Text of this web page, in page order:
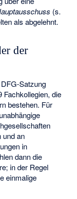
(s.
als abgelehnt.
der
Satzung
Fachkollegien, die
bestehen. Für
und an
in
dann die
in der Regel
einmalige